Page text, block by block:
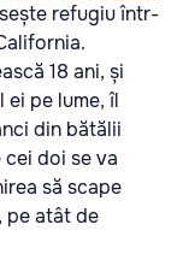
refugiu într-
18 ani, și
ei pe lume, îl
din bătălii
doi se va
să scape
pe atât de